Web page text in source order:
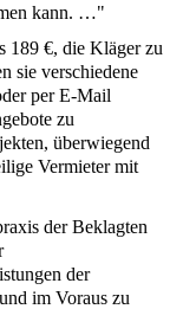
kann. …"
189 €, die Kläger zu
sie verschiedene
per E-Mail
zu
überwiegend
Vermieter mit
der Beklagten
der
im Voraus zu